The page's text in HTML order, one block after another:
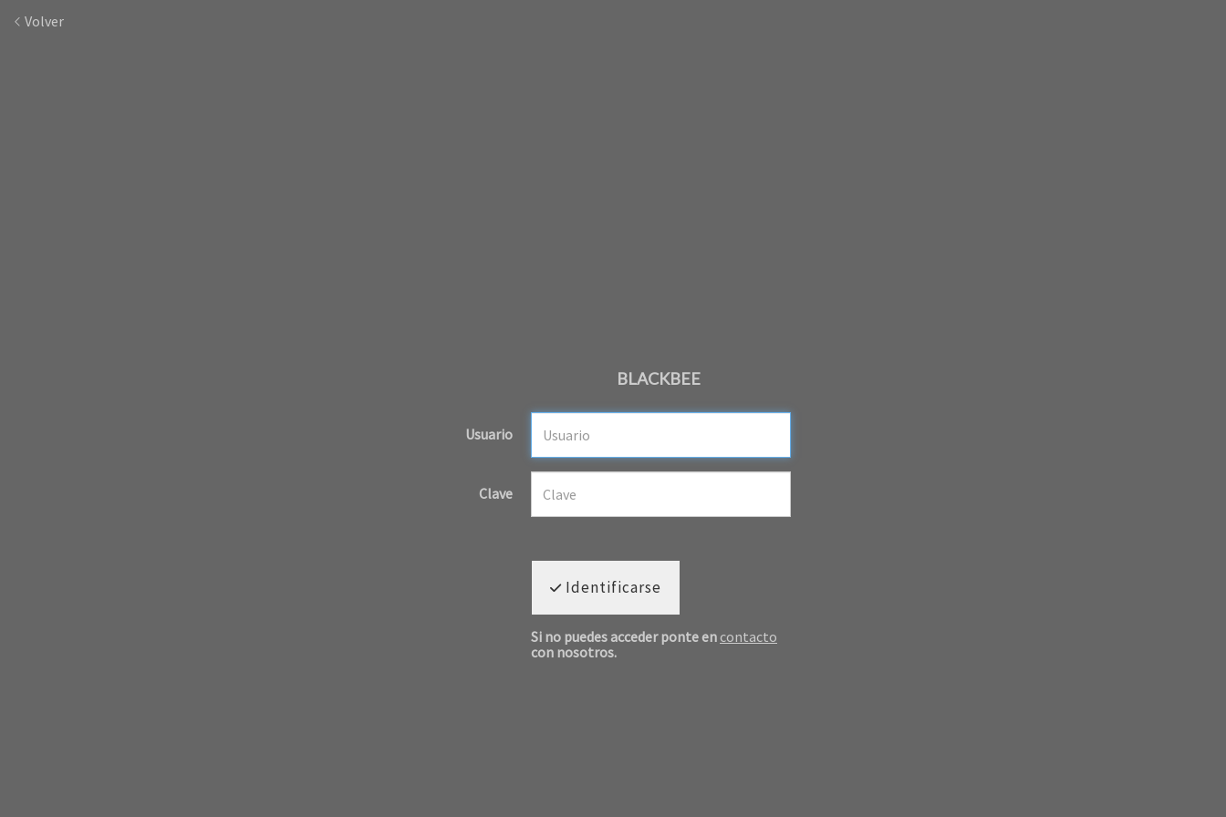
Volver
BLACKBEE
Usuario
Clave
Identificarse
Si no puedes acceder ponte en contacto
con nosotros.